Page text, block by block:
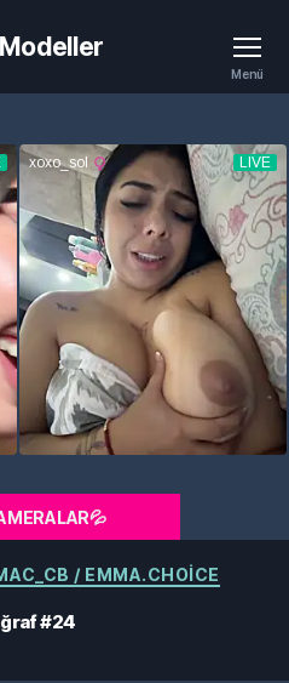
Modeller
Menü
Kategoriler/ EMMA.CHOICE
#24